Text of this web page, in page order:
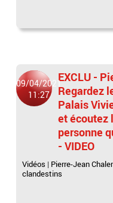
09/04/2021
11:27
EXCLU -
Regardez
Palais
et écoutez
personne
- VIDEO
Vidéos | Pierre-Jean
clandestins